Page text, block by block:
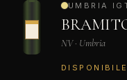
UMBRIA
NV · Umbria